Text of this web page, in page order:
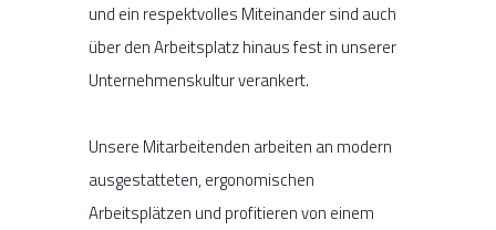
und ein respektvolles Miteinander sind auch
über den Arbeitsplatz hinaus fest in unserer
Unternehmenskultur verankert.
Unsere Mitarbeitenden arbeiten an modern
ausgestatteten, ergonomischen
Arbeitsplätzen und profitieren von einem